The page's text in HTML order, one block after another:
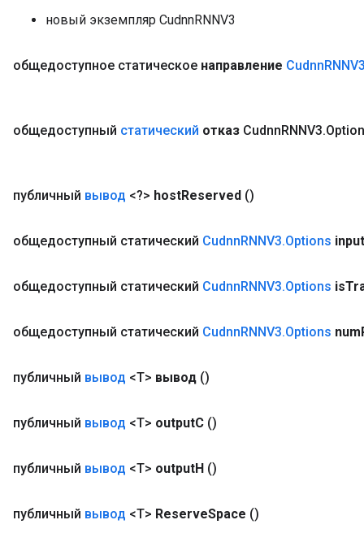
новый экземпляр CudnnRNNV3
общедоступное статическое направление Cudnn
общедоступный статический отказ CudnnRNNV3.
публичный вывод <?> hostReserved ()
общедоступный статический CudnnRNNV3.Options input
общедоступный статический CudnnRNNV3.Options is
общедоступный статический CudnnRNNV3.Options num
публичный вывод <T> вывод ()
публичный вывод <T> outputC ()
публичный вывод <T> outputH ()
публичный вывод <T> ReserveSpace ()